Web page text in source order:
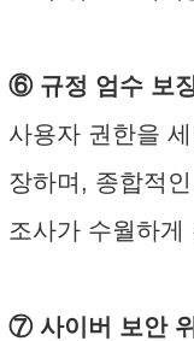
⑥ 규정 엄수 보
사용자 권한을
장하며, 종합적
조사가 수월하게
⑦ 사이버 보안